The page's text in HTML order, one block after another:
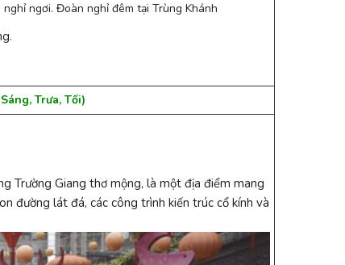
ngơi. Đoàn nghỉ đêm tại Trùng Khánh
Trưa, Tối)
Trường Giang thơ mộng, là một địa điểm mang
đường lát đá, các công trình kiến trúc cổ kính và